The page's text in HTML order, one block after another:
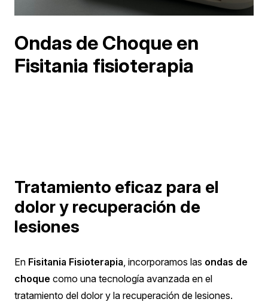
Ondas de Choque en
Fisitania fisioterapia
Tratamiento eficaz para el
dolor y recuperación de
lesiones
En Fisitania Fisioterapia , incorporamos las ondas de
choque como una tecnología avanzada en el
tratamiento del dolor y la recuperación de lesiones.